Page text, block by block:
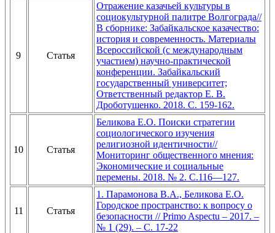
9 Статья
Отражение казачьей культуры в
социокультурной палитре Волгограда//
В сборнике: Забайкальское казачество:
история и современность. Материалы
Всероссийской (с международным
участием) научно-практической
конференции. Забайкальский
государственный университет;
Ответственный редактор Е. В.
Дроботушенко. 2018. С. 159-162.
10 Статья
Беликова Е.О. Поиски стратегии
социологического изучения
религиозной идентичности//
Мониторинг общественного мнения:
Экономические и социальные
перемены. 2018. № 2. С.116—127.
11 Статья
1. Парамонова В.А., Беликова Е.О.
Городское пространство: к вопросу о
безопасности // Primo Aspectu – 2017. –
№ 1 (29). – С. 17-22